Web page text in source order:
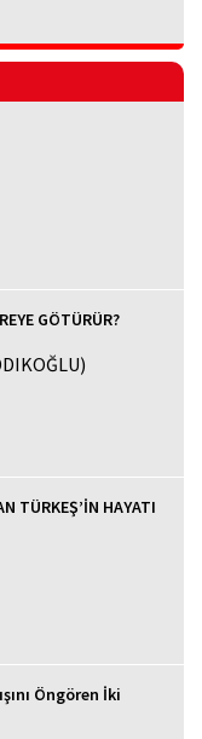
GÖTÜRÜR?
TÜRKEŞ’İN HAYATI
Öngören İki